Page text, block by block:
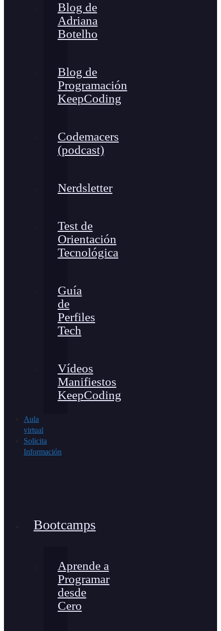
Blog de
Adriana
Botelho
Blog de
Programación
KeepCoding
Codemacers
(podcast)
Nerdsletter
Test de
Orientación
Tecnológica
Guía
de
Perfiles
Tech
Vídeos
Manifiestos
KeepCoding
Aula
virtual
Solicita
Información
Bootcamps
Aprende a
Programar
desde
Cero